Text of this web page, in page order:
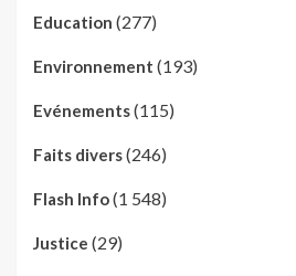
Education (277)
Environnement (193)
Evénements(115)
Faits divers(246)
Flash Info(1 548)
Justice (29)